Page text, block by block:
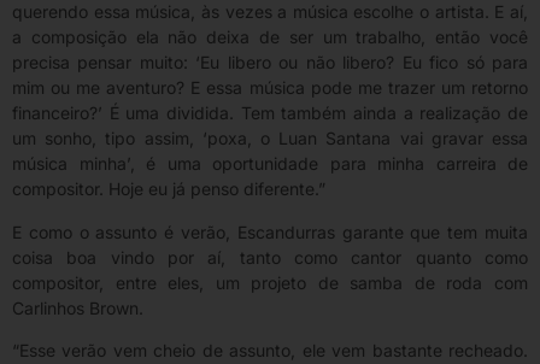
querendo essa música, às vezes a música escolhe o artista. E aí,
a composição ela não deixa de ser um trabalho, então você
precisa pensar muito: ‘Eu libero ou não libero? Eu fico só para
mim ou me aventuro? E essa música pode me trazer um retorno
financeiro?’ É uma dividida. Tem também ainda a realização de
um sonho, tipo assim, ‘poxa, o Luan Santana vai gravar essa
música minha’, é uma oportunidade para minha carreira de
compositor. Hoje eu já penso diferente.”
E como o assunto é verão, Escandurras garante que tem muita
coisa boa vindo por aí, tanto como cantor quanto como
compositor, entre eles, um projeto de samba de roda com
Carlinhos Brown.
“Esse verão vem cheio de assunto, ele vem bastante recheado.